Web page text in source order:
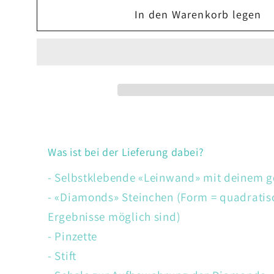
BlumenstraussBlumenstrauss
In den Warenkorb legen
Was ist bei der Lieferung dabei?
- Selbstklebende «Leinwand» mit deinem
- «Diamonds» Steinchen (Form =
Ergebnisse möglich sind)
- Pinzette
- Stift